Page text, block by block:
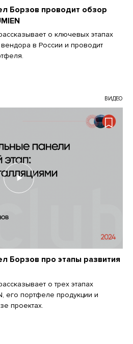
Борзов проводит обзор
о ключевых этапах
в России и проводит
ВИДЕО
Борзов про этапы развития
о трех этапах
его портфеле продукции и
проектах.